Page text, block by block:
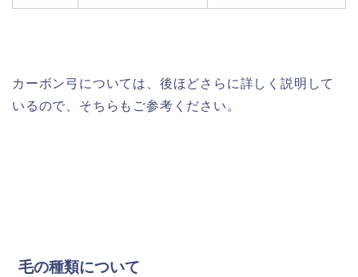
カーボン弓については、後ほどさらに詳しく説明して
いるので、そちらもご参考ください。
毛の種類について